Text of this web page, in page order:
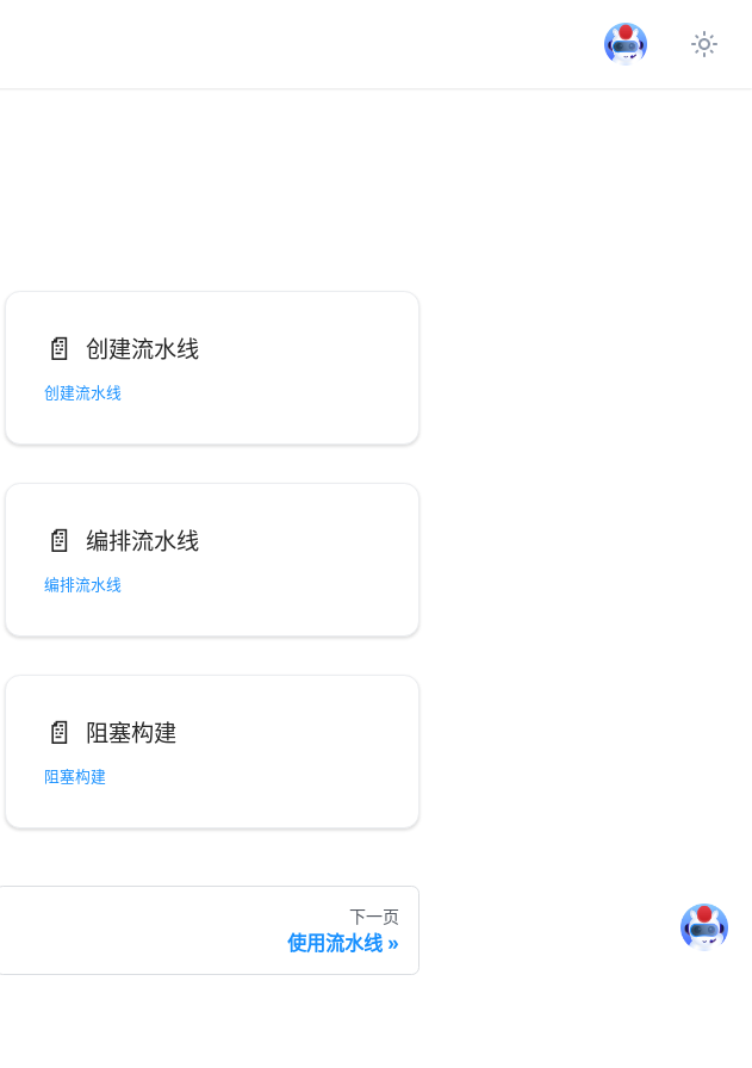
📄️ 创建流水线
创建流水线
📄️ 编排流水线
编排流水线
📄️ 阻塞构建
阻塞构建
下一页
使用流水线